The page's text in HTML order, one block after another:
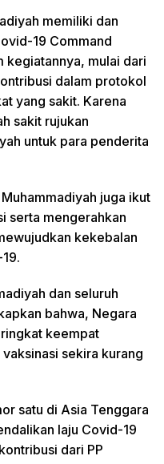
memiliki dan
19 Command
kegiatannya, mulai dari
dalam protokol
yang sakit. Karena
sakit rujukan
untuk para penderita
juga ikut
serta mengerahkan
kekebalan
dan seluruh
bahwa, Negara
keempat
sekira kurang
satu di Asia Tenggara
laju Covid-19
dari PP